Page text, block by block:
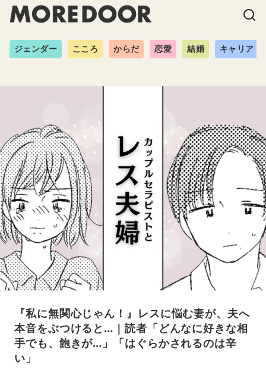
ジェンダー こころ からだ 恋愛 結婚 キャリア
『私に無関心じゃん！』レスに悩む妻が、夫へ
本音をぶつけると…｜読者「どんなに好きな相
手でも、飽きが…」「はぐらかされるのは辛
い」